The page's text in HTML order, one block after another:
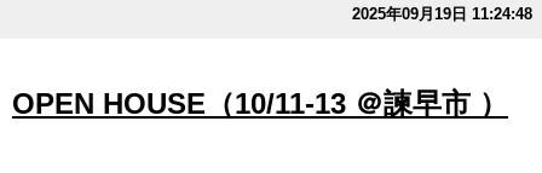
2025年09月19日 11:24:48
OPEN HOUSE（10/11-13 ＠諫早市 ）